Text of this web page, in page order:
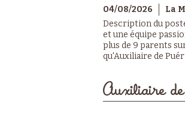
04/08/2026 La
Description du
et une équipe
plus de 9 parents
qu'Auxiliaire de
Auxiliaire